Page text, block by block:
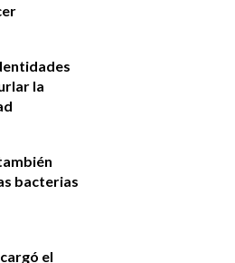
la
bacterias
el